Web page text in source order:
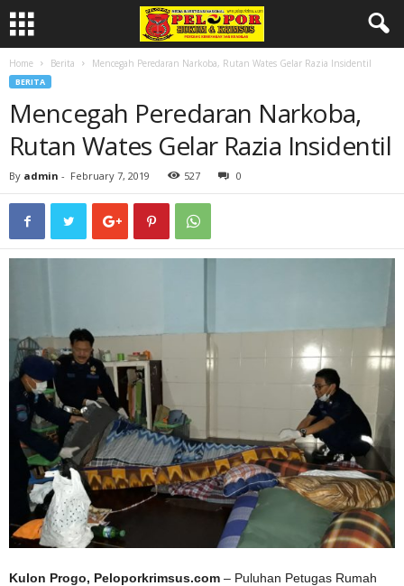
Home Berita Mencegah Peredaran Narkoba, Rutan Wates Gelar Razia Insidentil
BERITA
Mencegah Peredaran Narkoba,
Rutan Wates Gelar Razia Insidentil
By admin - February 7, 2019 527 0
Kulon Progo, Peloporkrimsus.com – Puluhan Petugas Rumah